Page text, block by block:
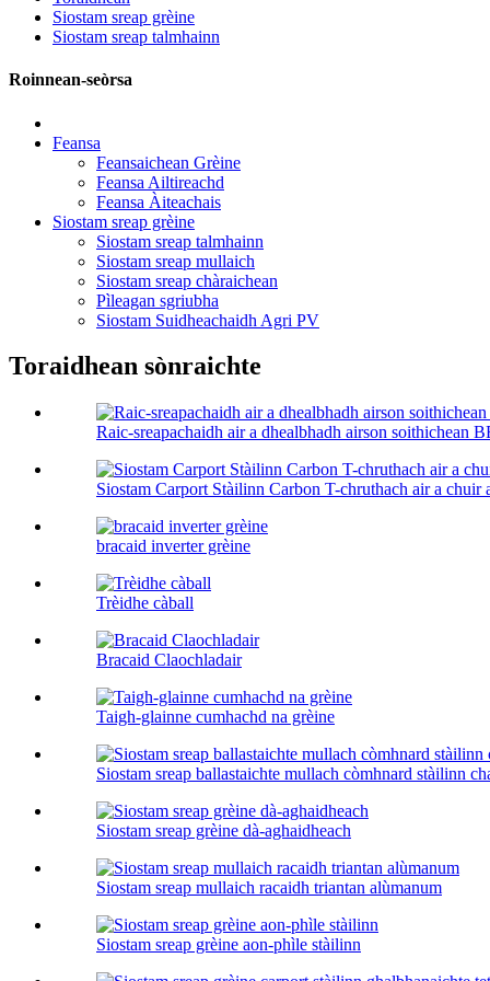
Siostam sreap grèine
Siostam sreap talmhainn
Roinnean-seòrsa
Feansa
Feansaichean Grèine
Feansa Ailtireachd
Feansa Àiteachais
Siostam sreap grèine
Siostam sreap talmhainn
Siostam sreap mullaich
Siostam sreap chàraichean
Pìleagan sgriubha
Siostam Suidheachaidh Agri PV
Toraidhean sònraichte
Raic-sreapachaidh air a dhealbhadh airson soithichean
Siostam Carport Stàilinn Carbon T-chruthach air a chuir
bracaid inverter grèine
Trèidhe càball
Bracaid Claochladair
Taigh-glainne cumhachd na grèine
Siostam sreap ballastaichte mullach còmhnard stàilinn
Siostam sreap grèine dà-aghaidheach
Siostam sreap mullaich racaidh triantan alùmanum
Siostam sreap grèine aon-phìle stàilinn